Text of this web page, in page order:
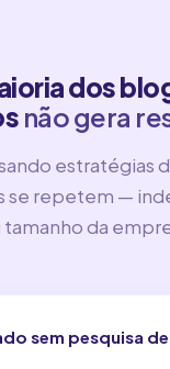
dos
não gera
estratégias
se repetem —
da
sem pesquisa